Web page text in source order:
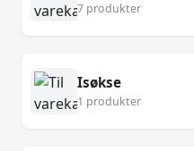
7 produkter
Isøkse
1 produkter